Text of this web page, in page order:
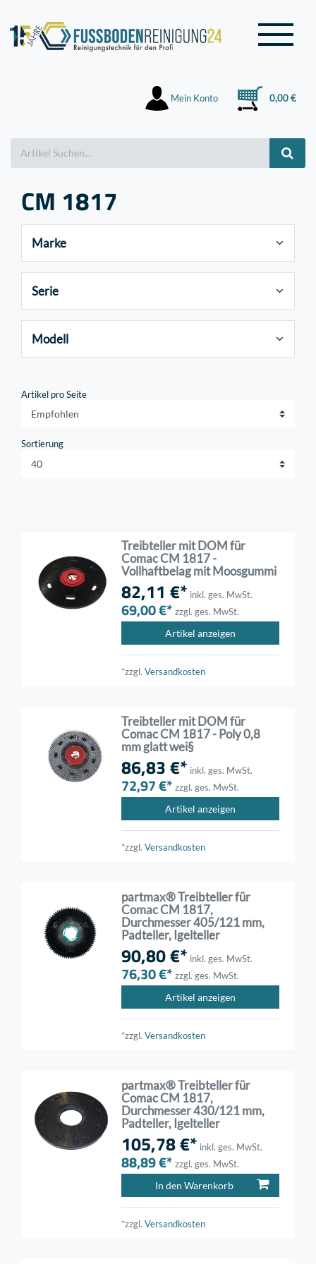
Mein Konto 0,00 €
CM 1817
Marke
Serie
Modell
Artikel pro Seite
Sortierung
Treibteller mit DOM für
Comac CM 1817 -
Vollhaftbelag mit Moosgummi
82,11 €* inkl. ges. MwSt.
69,00 €* zzgl. ges. MwSt.
Artikel anzeigen
*zzgl.Versandkosten
Treibteller mit DOM für
Comac CM 1817 - Poly 0,8
mm glatt wei§
86,83 €* inkl. ges. MwSt.
72,97 €* zzgl. ges. MwSt.
Artikel anzeigen
*zzgl.Versandkosten
partmax® Treibteller für
Comac CM 1817,
Durchmesser 405/121 mm,
Padteller, Igelteller
90,80 €* inkl. ges. MwSt.
76,30 €* zzgl. ges. MwSt.
Artikel anzeigen
*zzgl.Versandkosten
partmax® Treibteller für
Comac CM 1817,
Durchmesser 430/121 mm,
Padteller, Igelteller
105,78 €* inkl. ges. MwSt.
88,89 €* zzgl. ges. MwSt.
In den Warenkorb
*zzgl.Versandkosten